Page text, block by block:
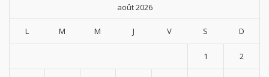
août 2026
L M M J V S D
1 2